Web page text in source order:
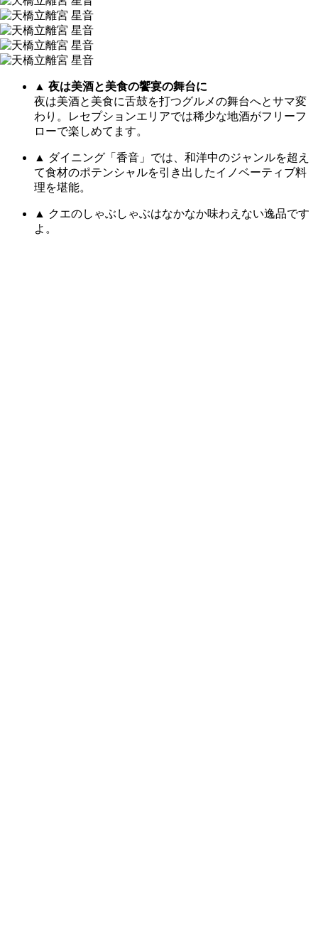
▲ 夜は美酒と美食の饗宴の舞台に
夜は美酒と美食に舌鼓を打つグルメの舞台へとサマ変
わり。レセプションエリアでは稀少な地酒がフリーフ
ローで楽しめてます。
▲ ダイニング「香音」では、和洋中のジャンルを超え
て食材のポテンシャルを引き出したイノベーティブ料
理を堪能。
▲ クエのしゃぶしゃぶはなかなか味わえない逸品です
よ。